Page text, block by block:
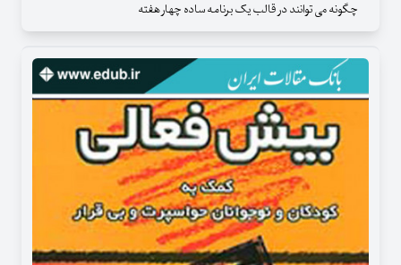
چگونه می توانند در قالب یک برنامه ساده چهار هفته